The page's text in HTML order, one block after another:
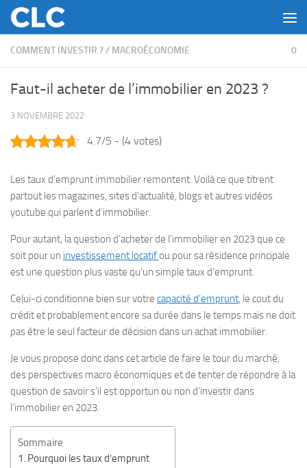
Skip to content
COMMENT INVESTIR ?/ MACROÉCONOMIE 0
Faut-il acheter de l’immobilier en 2023 ?
3 NOVEMBRE 2022
4.7/5 - (4 votes)
Les taux d’emprunt immobilier remontent. Voilà ce que titrent
partout les magazines, sites d’actualité, blogs et autres vidéos
youtube qui parlent d’immobilier.
Pour autant, la question d’acheter de l’immobilier en 2023 que ce
soit pour un investissement locatifou pour sa résidence principale
est une question plus vaste qu’un simple taux d’emprunt.
Celui-ci conditionne bien sur votre capacité d’emprunt, le cout du
crédit et probablement encore sa durée dans le temps mais ne doit
pas être le seul facteur de décision dans un achat immobilier.
Je vous propose donc dans cet article de faire le tour du marché,
des perspectives macro économiques et de tenter de répondre à la
question de savoir s’il est opportun ou non d’investir dans
l’immobilier en 2023.
Sommaire
Pourquoi les taux d’emprunt